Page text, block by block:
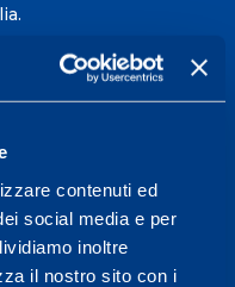
contenuti ed
social media e per
inoltre
il nostro sito con i
ulteriori
575757 da